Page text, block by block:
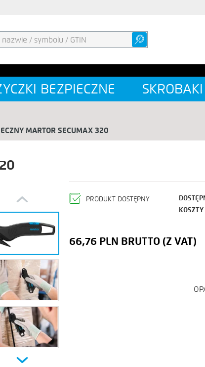
BEZPIECZNE
MARTOR SECUMAX 320
Previous
Next
PRODUKT DOSTĘPNY
66,76 PLN